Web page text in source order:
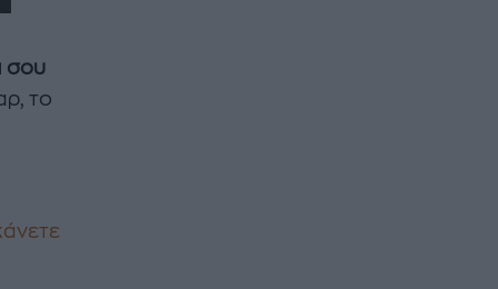
σου
το